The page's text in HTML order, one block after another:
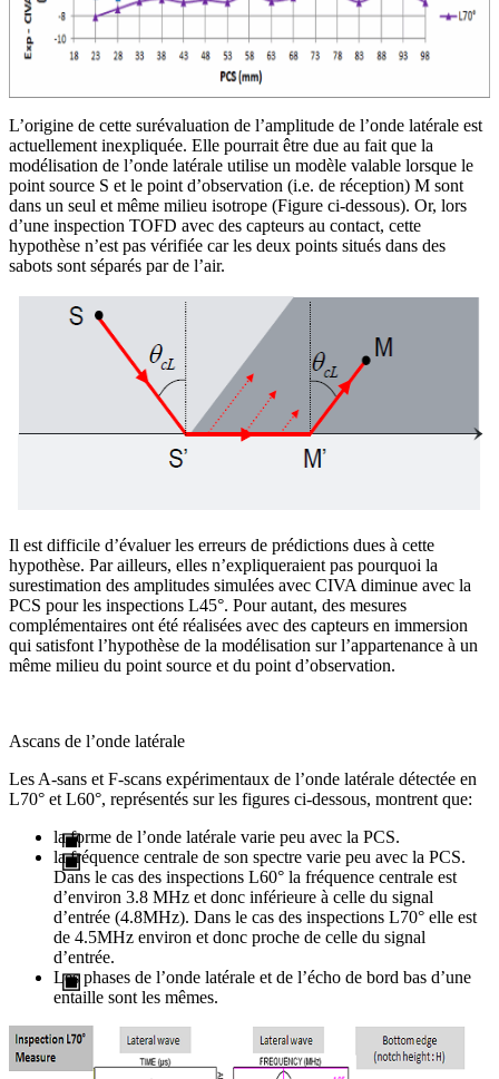
L’origine de cette surévaluation de l’amplitude de l’onde latérale est
actuellement inexpliquée. Elle pourrait être due au fait que la
modélisation de l’onde latérale utilise un modèle valable lorsque le
point source S et le point d’observation (i.e. de réception) M sont
dans un seul et même milieu isotrope (Figure ci-dessous). Or, lors
d’une inspection TOFD avec des capteurs au contact, cette
hypothèse n’est pas vérifiée car les deux points situés dans des
sabots sont séparés par de l’air.
Il est difficile d’évaluer les erreurs de prédictions dues à cette
hypothèse. Par ailleurs, elles n’expliqueraient pas pourquoi la
surestimation des amplitudes simulées avec CIVA diminue avec la
PCS pour les inspections L45°. Pour autant, des mesures
complémentaires ont été réalisées avec des capteurs en immersion
qui satisfont l’hypothèse de la modélisation sur l’appartenance à un
même milieu du point source et du point d’observation.
Ascans de l’onde latérale
Les A-sans et F-scans expérimentaux de l’onde latérale détectée en
L70° et L60°, représentés sur les figures ci-dessous, montrent que:
la forme de l’onde latérale varie peu avec la PCS.
la fréquence centrale de son spectre varie peu avec la PCS.
Dans le cas des inspections L60° la fréquence centrale est
d’environ 3.8 MHz et donc inférieure à celle du signal
d’entrée (4.8MHz). Dans le cas des inspections L70° elle est
de 4.5MHz environ et donc proche de celle du signal
d’entrée.
Les phases de l’onde latérale et de l’écho de bord bas d’une
entaille sont les mêmes.